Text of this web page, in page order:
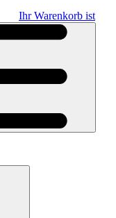
Ihr Warenkorb ist